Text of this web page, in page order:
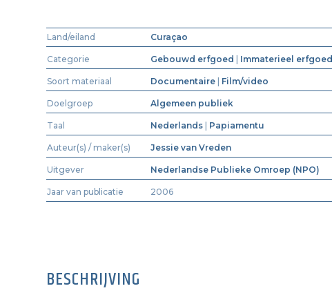
Land/eiland Curaçao
Categorie Gebouwd erfgoed Immaterieel erfgoed
Soort materiaal Documentaire Film/video
Doelgroep Algemeen publiek
Taal Nederlands Papiamentu
Auteur(s) / maker(s) Jessie van Vreden
Uitgever Nederlandse Publieke Omroep (NPO)
Jaar van publicatie 2006
BESCHRIJVING